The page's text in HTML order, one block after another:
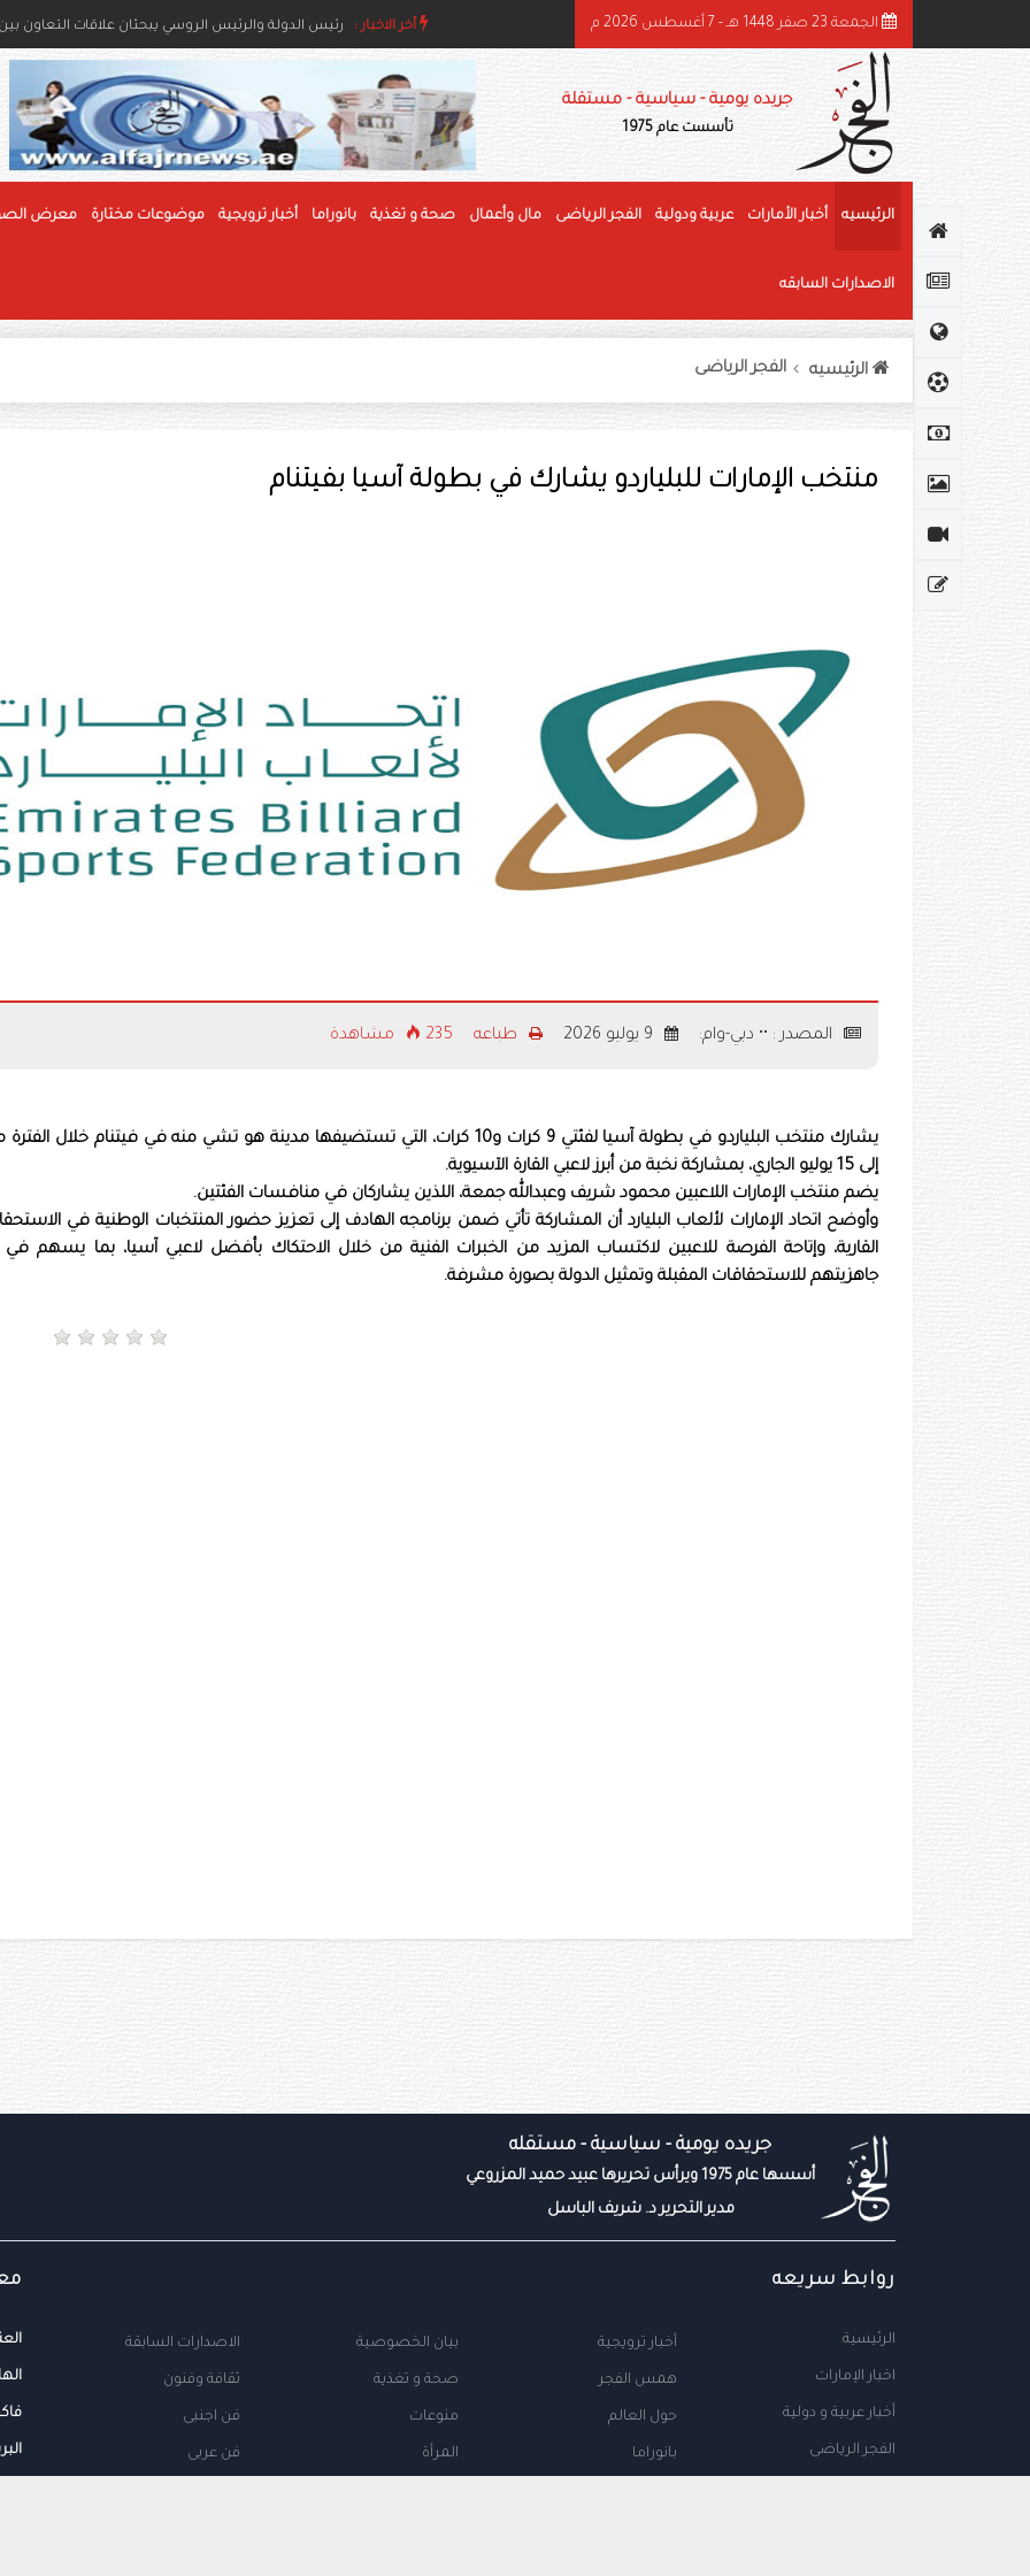
أخر الاخبار :
رئيس الدولة والرئيس الروسي يبحثان علاقات التعاون بين
رئيس الدولة ونائباه يعزون خادم الحرمين بوفاة والدة الدولة ونائباه يهنئون رئيس كوت ديفوار بذكرى استقلال بلاده
الجمعة 23 صفر 1448 هـ - 7 أغسطس 2026 م
جريده يومية - سياسية - مستقلة
تأسست عام 1975
الرئيسيه أخبار الأمارات عربية ودولية الفجر الرياضى مال وأعمال صحة و تغذية بانوراما أخبار ترويجية موضوعات مختارة معرض
الاصدارات السابقه
الرئيسيه الفجر الرياضى
منتخب الإمارات للبلياردو يشارك في بطولة آسيا بفيتنام
المصدر : •• دبي-وام: طباعه 235 مشاهدة
إلى 15 يوليو الجاري، بمشاركة نخبة من أبرز لاعبي القارة الآسيوية.
يضم منتخب الإمارات اللاعبين محمود شريف وعبدالله جمعة، اللذين يشاركان في منافسات الفئتين.
وأوضح اتحاد الإمارات لألعاب البليارد أن المشاركة تأتي ضمن برنامجه الهادف إلى تعزيز حضور المنتخبات الوطنية في
القارية، وإتاحة الفرصة للاعبين لاكتساب المزيد من الخبرات الفنية من خلال الاحتكاك بأفضل لاعبي آسيا، بما يسهم
جاهزيتهم للاستحقاقات المقبلة وتمثيل الدولة بصورة مشرفة.
جريده يومية - سياسية - مستقله
أسسها عام 1975 ويرأس تحريرها عبيد حميد المزروعي
مدير التحرير د. شريف الباسل
روابط سريعه
الرئيسية
اخبار الإمارات
أخبار عربية و دولية
الفجر الرياضى
أخبار ترويجية
همس الفجر
حول العالم
بانوراما
بيان الخصوصية
صحة و تغذية
منوعات
المرأة
الاصدارات السابقة
ثقافة وفنون
فن اجنبى
فن عربى